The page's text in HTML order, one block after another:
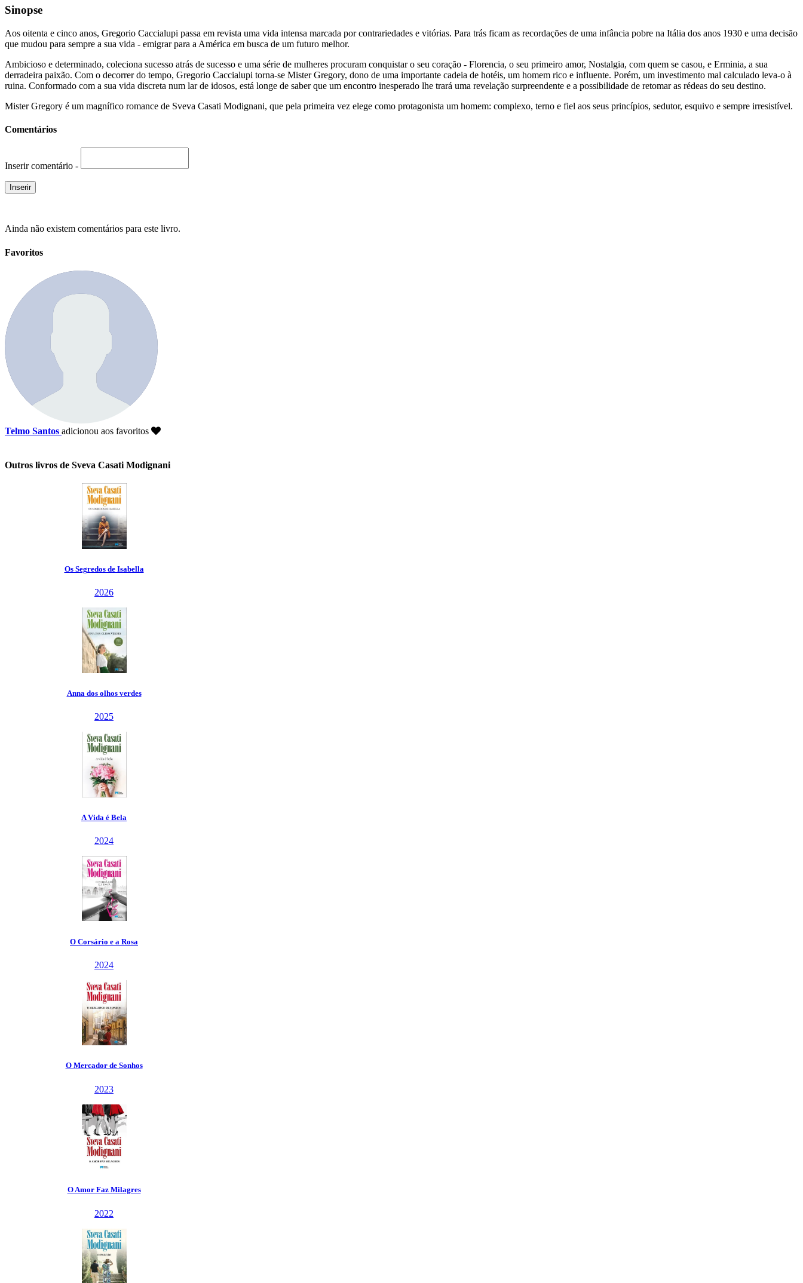
Sinopse
Aos oitenta e cinco anos, Gregorio Caccialupi passa em revista uma vida intensa marcada por contrariedades e vitórias. Para trás ficam as recordações de uma infância pobre na Itália dos anos 1930 e uma decisão
que mudou para sempre a sua vida - emigrar para a América em busca de um futuro melhor.
Ambicioso e determinado, coleciona sucesso atrás de sucesso e uma série de mulheres procuram conquistar o seu coração - Florencia, o seu primeiro amor, Nostalgia, com quem se casou, e Erminia, a sua
derradeira paixão. Com o decorrer do tempo, Gregorio Caccialupi torna-se Mister Gregory, dono de uma importante cadeia de hotéis, um homem rico e influente. Porém, um investimento mal calculado leva-o à
ruina. Conformado com a sua vida discreta num lar de idosos, está longe de saber que um encontro inesperado lhe trará uma revelação surpreendente e a possibilidade de retomar as rédeas do seu destino.
Mister Gregory é um magnífico romance de Sveva Casati Modignani, que pela primeira vez elege como protagonista um homem: complexo, terno e fiel aos seus princípios, sedutor, esquivo e sempre irresistível.
Comentários
Inserir comentário -
Ainda não existem comentários para este livro.
Favoritos
Telmo Santos adicionou aos favoritos
Outros livros de Sveva Casati Modignani
Os Segredos de Isabella
Anna dos olhos verdes
A Vida é Bela
O Corsário e a Rosa
O Mercador de Sonhos
O Amor Faz Milagres